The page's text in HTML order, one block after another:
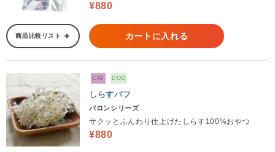
¥880
商品比較リスト カートに入れる
CAT DOG
しらすパフ
バロンシリーズ
サクッとふんわり仕上げたしらす100%おやつ
¥880